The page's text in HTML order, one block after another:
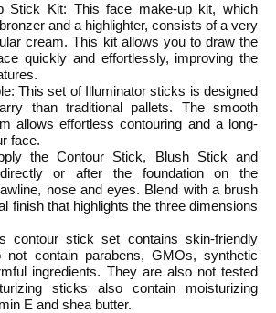
Stick Kit: This face make-up kit, which
and a highlighter, consists of a very
cream. This kit allows you to draw the
quickly and effortlessly, improving the
This set of Illuminator sticks is designed
than traditional pallets. The smooth
allows effortless contouring and a long-
face.
the Contour Stick, Blush Stick and
or after the foundation on the
nose and eyes. Blend with a brush
finish that highlights the three dimensions
contour stick set contains skin-friendly
not contain parabens, GMOs, synthetic
ingredients. They are also not tested
sticks also contain moisturizing
E and shea butter.